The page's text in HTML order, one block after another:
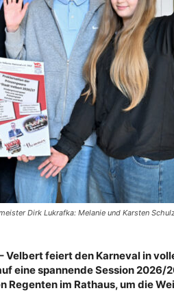
Dirk Lukrafka: Melanie und Karsten
Velbert feiert den Karneval in
eine spannende Session 2026/
im Rathaus, um die